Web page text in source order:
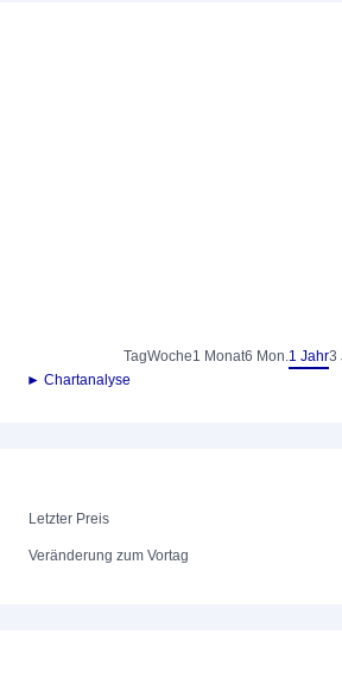
TagWoche1 Monat6 Mon.1 Jahr3
► Chartanalyse
Letzter Preis
Veränderung zum Vortag